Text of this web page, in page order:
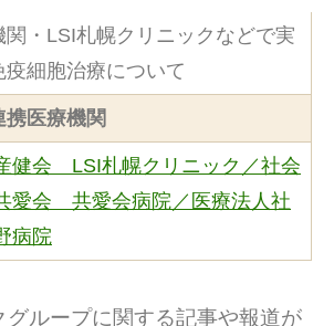
・LSI札幌クリニックなどで実
細胞治療について
携医療機関
健会 LSI札幌クリニック／社会
愛会 共愛会病院／医療法人社
病院
グループに関する記事や報道が